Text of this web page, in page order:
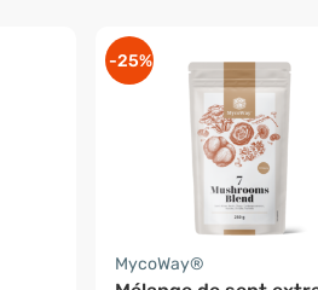
-25%
MycoWay®